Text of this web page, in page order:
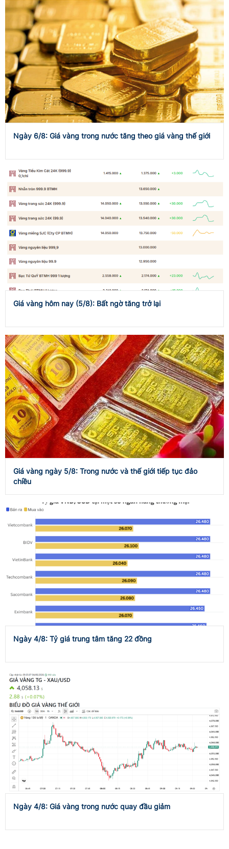
Ngày 6/8: Giá vàng trong nước tăng theo giá vàng thế giới
Giá vàng hôm nay (5/8): Bất ngờ tăng trở lại
Giá vàng ngày 5/8: Trong nước và thế giới tiếp tục đảo
chiều
Ngày 4/8: Tỷ giá trung tâm tăng 22 đồng
Ngày 4/8: Giá vàng trong nước quay đầu giảm